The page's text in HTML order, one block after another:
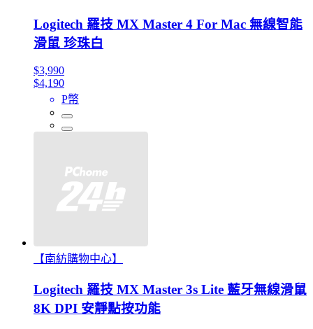
Logitech 羅技 MX Master 4 For Mac 無線智能
滑鼠 珍珠白
$3,990
$4,190
P幣
【南紡購物中心】
Logitech 羅技 MX Master 3s Lite 藍牙無線滑鼠
8K DPI 安靜點按功能